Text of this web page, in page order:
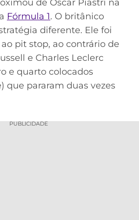
de Oscar Piastri na
Fórmula 1. O britânico
diferente. Ele foi
pit stop, ao contrário de
e Charles Leclerc
e quarto colocados
que pararam duas vezes
PUBLICIDADE